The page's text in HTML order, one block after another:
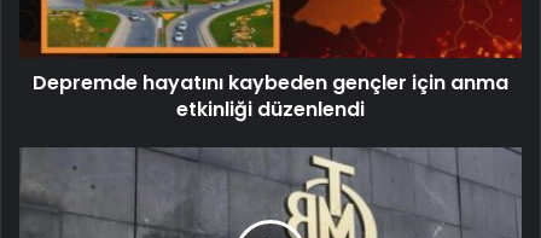
Depremde hayatını kaybeden gençler için anma
etkinliği düzenlendi